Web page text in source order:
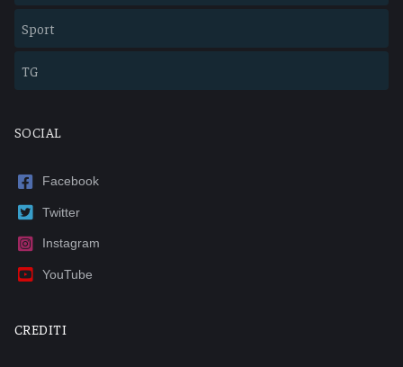
Sport
TG
SOCIAL
Facebook
Twitter
Instagram
YouTube
CREDITI